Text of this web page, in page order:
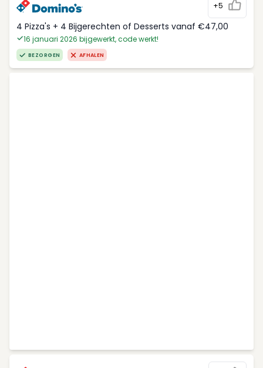
+5
4 Pizza's + 4 Bijgerechten of Desserts vanaf €47,00
16 januari 2026 bijgewerkt, code werkt!
BEZORGEN AFHALEN